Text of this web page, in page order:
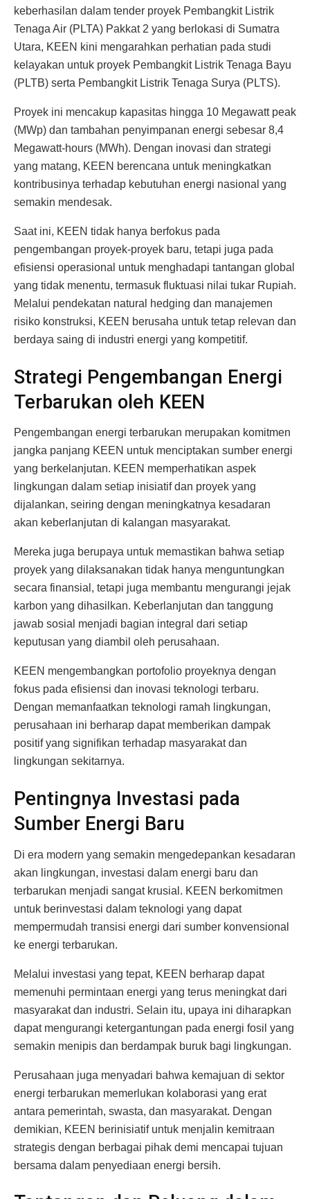
keberhasilan dalam tender proyek Pembangkit Listrik
Tenaga Air (PLTA) Pakkat 2 yang berlokasi di Sumatra
Utara, KEEN kini mengarahkan perhatian pada studi
kelayakan untuk proyek Pembangkit Listrik Tenaga Bayu
(PLTB) serta Pembangkit Listrik Tenaga Surya (PLTS).
Proyek ini mencakup kapasitas hingga 10 Megawatt peak
(MWp) dan tambahan penyimpanan energi sebesar 8,4
Megawatt-hours (MWh). Dengan inovasi dan strategi
yang matang, KEEN berencana untuk meningkatkan
kontribusinya terhadap kebutuhan energi nasional yang
semakin mendesak.
Saat ini, KEEN tidak hanya berfokus pada
pengembangan proyek-proyek baru, tetapi juga pada
efisiensi operasional untuk menghadapi tantangan global
yang tidak menentu, termasuk fluktuasi nilai tukar Rupiah.
Melalui pendekatan natural hedging dan manajemen
risiko konstruksi, KEEN berusaha untuk tetap relevan dan
berdaya saing di industri energi yang kompetitif.
Strategi Pengembangan Energi
Terbarukan oleh KEEN
Pengembangan energi terbarukan merupakan komitmen
jangka panjang KEEN untuk menciptakan sumber energi
yang berkelanjutan. KEEN memperhatikan aspek
lingkungan dalam setiap inisiatif dan proyek yang
dijalankan, seiring dengan meningkatnya kesadaran
akan keberlanjutan di kalangan masyarakat.
Mereka juga berupaya untuk memastikan bahwa setiap
proyek yang dilaksanakan tidak hanya menguntungkan
secara finansial, tetapi juga membantu mengurangi jejak
karbon yang dihasilkan. Keberlanjutan dan tanggung
jawab sosial menjadi bagian integral dari setiap
keputusan yang diambil oleh perusahaan.
KEEN mengembangkan portofolio proyeknya dengan
fokus pada efisiensi dan inovasi teknologi terbaru.
Dengan memanfaatkan teknologi ramah lingkungan,
perusahaan ini berharap dapat memberikan dampak
positif yang signifikan terhadap masyarakat dan
lingkungan sekitarnya.
Pentingnya Investasi pada
Sumber Energi Baru
Di era modern yang semakin mengedepankan kesadaran
akan lingkungan, investasi dalam energi baru dan
terbarukan menjadi sangat krusial. KEEN berkomitmen
untuk berinvestasi dalam teknologi yang dapat
mempermudah transisi energi dari sumber konvensional
ke energi terbarukan.
Melalui investasi yang tepat, KEEN berharap dapat
memenuhi permintaan energi yang terus meningkat dari
masyarakat dan industri. Selain itu, upaya ini diharapkan
dapat mengurangi ketergantungan pada energi fosil yang
semakin menipis dan berdampak buruk bagi lingkungan.
Perusahaan juga menyadari bahwa kemajuan di sektor
energi terbarukan memerlukan kolaborasi yang erat
antara pemerintah, swasta, dan masyarakat. Dengan
demikian, KEEN berinisiatif untuk menjalin kemitraan
strategis dengan berbagai pihak demi mencapai tujuan
bersama dalam penyediaan energi bersih.